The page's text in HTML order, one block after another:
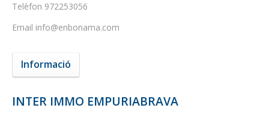
Telèfon 972253056
Email info@enbonama.com
Informació
INTER IMMO EMPURIABRAVA